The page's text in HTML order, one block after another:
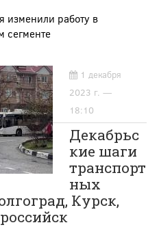
изменили работу в
сегменте
1 декабря
2023 г. —
18:10
Декабрьс
кие шаги
транспорт
ных
Курск,